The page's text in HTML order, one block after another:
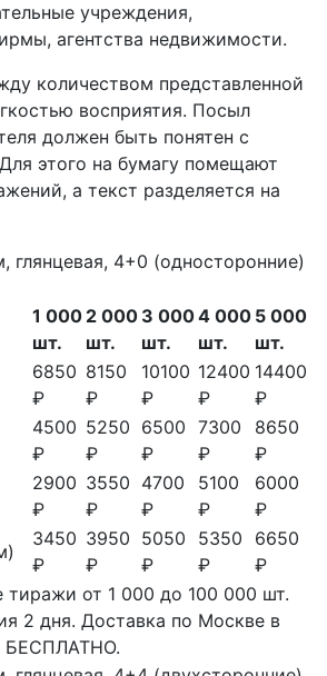
учреждения,
агентства недвижимости.
количеством представленной
восприятия. Посыл
должен быть понятен с
этого на бумагу помещают
а текст разделяется на
глянцевая, 4+0 (односторонние)
1 000
шт.
2 000
шт.
3 000
шт.
4 000
шт.
5 000
шт.
6850
₽
8150
₽
10100
₽
12400
₽
14400
₽
4500
₽
5250
₽
6500
₽
7300
₽
8650
₽
2900
₽
3550
₽
4700
₽
5100
₽
6000
₽
3450
₽
3950
₽
5050
₽
5350
₽
6650
₽
от 1 000 до 100 000 шт.
2 дня. Доставка по Москве в
БЕСПЛАТНО.